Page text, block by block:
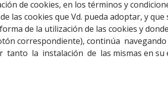
de cookies, en los términos y
las cookies que Vd. pueda adoptar, y que
de la utilización de las cookies y
correspondiente), continúa
la instalación de las mismas en su